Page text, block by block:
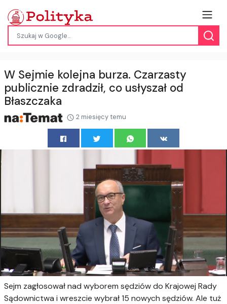
W Sejmie kolejna burza. Czarzasty
publicznie zdradził, co usłyszał od
Błaszczaka
2 miesięcy temu
Sejm zagłosował nad wyborem sędziów do Krajowej Rady
Sądownictwa i wreszcie wybrał 15 nowych sędziów. Ale tuż